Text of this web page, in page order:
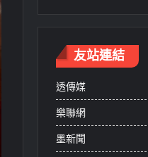
友站連結
透傳媒
樂聯網
墨新聞